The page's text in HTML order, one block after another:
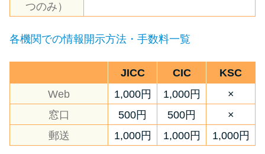
つのみ）
各機関での情報開示方法・手数料一覧
JICC CIC
KSC
Web
1,000円 1,000円
×
窓口
500円 500円
×
郵送
1,000円 1,000円 1,000円